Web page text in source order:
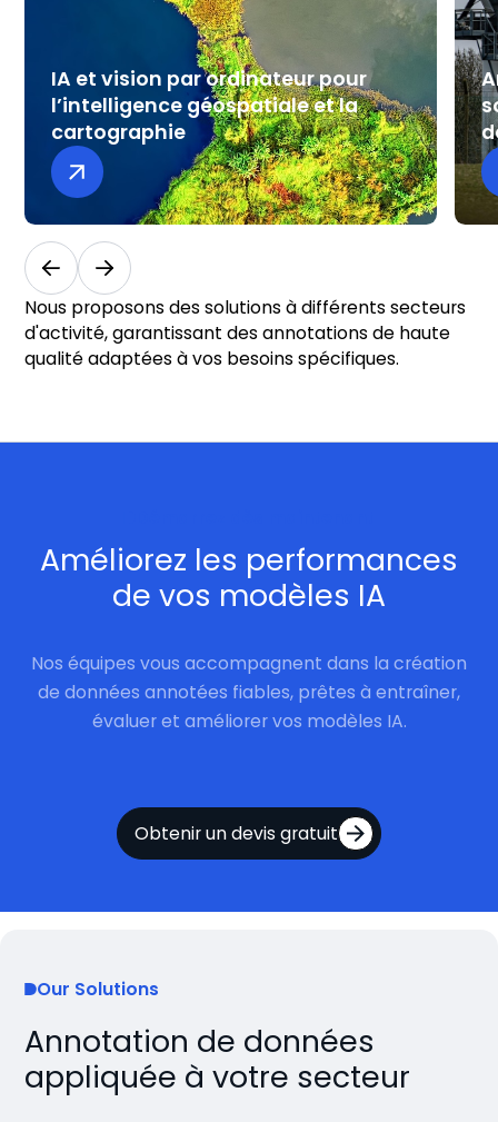
IA et vision par ordinateur pour
l’intelligence géospatiale et la
cartographie
Géospatial
Nous proposons des solutions à différents secteurs
d'activité, garantissant des annotations de haute
qualité adaptées à vos besoins spécifiques.
Améliorez les performances
de vos modèles IA
Nos équipes vous accompagnent dans la création
de données annotées fiables, prêtes à entraîner,
évaluer et améliorer vos modèles IA.
Obtenir un devis gratuit
Our Solutions
Annotation de données
appliquée à votre secteur